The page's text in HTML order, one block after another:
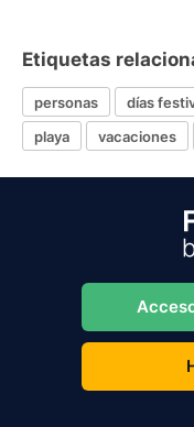
Etiquetas
personas días
playa
vacaciones